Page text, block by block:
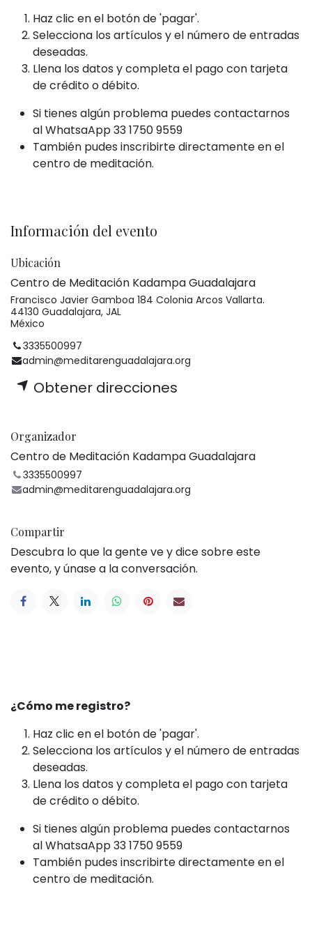
Haz clic en el botón de 'pagar'.
Selecciona los artículos y el número de entradas
deseadas.
Llena los datos y completa el pago con tarjeta
de crédito o débito.
Si tienes algún problema puedes contactarnos
al WhatsaApp 33 1750 9559
También pudes inscribirte directamente en el
centro de meditación.
Información del evento
Ubicación
Centro de Meditación Kadampa Guadalajara
Francisco Javier Gamboa 184 Colonia Arcos Vallarta.
44130 Guadalajara, JAL
México
3335500997
admin@meditarenguadalajara.org
Obtener direcciones
Organizador
Centro de Meditación Kadampa Guadalajara
3335500997
admin@meditarenguadalajara.org
Compartir
Descubra lo que la gente ve y dice sobre este
evento, y únase a la conversación.
¿Cómo me registro?
Haz clic en el botón de 'pagar'.
Selecciona los artículos y el número de entradas
deseadas.
Llena los datos y completa el pago con tarjeta
de crédito o débito.
Si tienes algún problema puedes contactarnos
al WhatsaApp 33 1750 9559
También pudes inscribirte directamente en el
centro de meditación.